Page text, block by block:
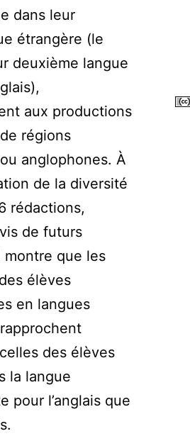
dans leur
étrangère (le
deuxième langue
aux productions
régions
anglophones. À
de la diversité
rédactions,
de futurs
montre que les
élèves
en langues
des élèves
la langue
pour l’anglais que